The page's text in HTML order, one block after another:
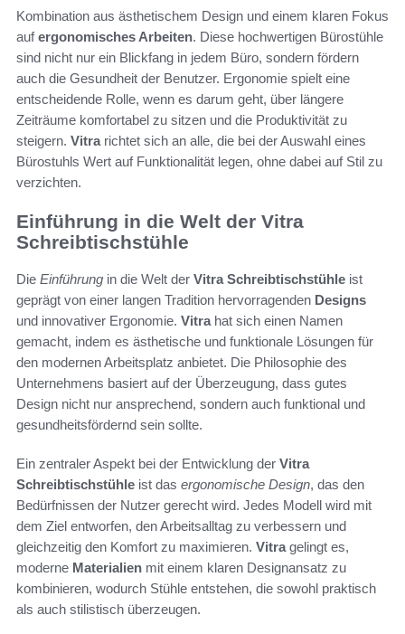
Kombination aus ästhetischem Design und einem klaren Fokus
aufergonomisches Arbeiten. Diese hochwertigen Bürostühle
sind nicht nur ein Blickfang in jedem Büro, sondern fördern
auch die Gesundheit der Benutzer. Ergonomie spielt eine
entscheidende Rolle, wenn es darum geht, über längere
Zeiträume komfortabel zu sitzen und die Produktivität zu
steigern. Vitrarichtet sich an alle, die bei der Auswahl eines
Bürostuhls Wert auf Funktionalität legen, ohne dabei auf Stil zu
verzichten.
Einführung in die Welt der Vitra
Schreibtischstühle
Die Einführung in die Welt der Vitra Schreibtischstühle ist
geprägt von einer langen Tradition hervorragenden Designs
und innovativer Ergonomie. Vitrahat sich einen Namen
gemacht, indem es ästhetische und funktionale Lösungen für
den modernen Arbeitsplatz anbietet. Die Philosophie des
Unternehmens basiert auf der Überzeugung, dass gutes
Design nicht nur ansprechend, sondern auch funktional und
gesundheitsfördernd sein sollte.
Ein zentraler Aspekt bei der Entwicklung der Vitra
Schreibtischstühle ist das ergonomische Design, das den
Bedürfnissen der Nutzer gerecht wird. Jedes Modell wird mit
dem Ziel entworfen, den Arbeitsalltag zu verbessern und
gleichzeitig den Komfort zu maximieren. Vitragelingt es,
moderne Materialien mit einem klaren Designansatz zu
kombinieren, wodurch Stühle entstehen, die sowohl praktisch
als auch stilistisch überzeugen.